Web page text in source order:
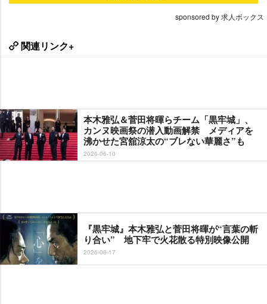
sponsored by 求人ボックス
関連リンク+
本木雅弘＆菅田将暉らチーム「黒牢城」、
カンヌ映画祭の潜入動画解禁 メディアを
沸かせた宮舘涼太の“ブレない華麗さ”も
2026-06-10
『黒牢城』本木雅弘と菅田将暉が“言葉の斬
り合い” 地下牢で火花散る特別映像公開
2026-06-17